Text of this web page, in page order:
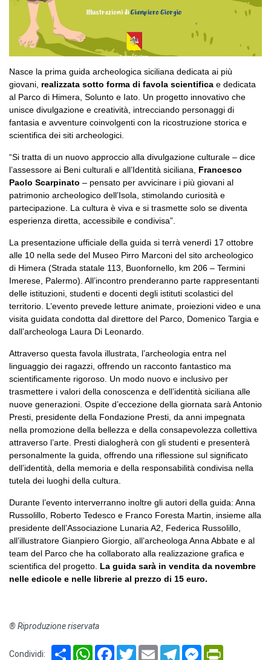
Nasce la prima guida archeologica siciliana dedicata ai più
giovani, realizzata sotto forma di favola scientifica e dedicata
al Parco di Himera, Solunto e Iato. Un progetto innovativo che
unisce divulgazione e creatività, intrecciando personaggi di
fantasia e avventure coinvolgenti con la ricostruzione storica e
scientifica dei siti archeologici.
“Si tratta di un nuovo approccio alla divulgazione culturale – dice
l’assessore ai Beni culturali e all’Identità siciliana, Francesco
Paolo Scarpinato – pensato per avvicinare i più giovani al
patrimonio archeologico dell’Isola, stimolando curiosità e
partecipazione. La cultura è viva e si trasmette solo se diventa
esperienza diretta, accessibile e condivisa”.
La presentazione ufficiale della guida si terrà venerdì 17 ottobre
alle 10 nella sede del Museo Pirro Marconi del sito archeologico
di Himera (Strada statale 113, Buonfornello, km 206 – Termini
Imerese, Palermo). All’incontro prenderanno parte rappresentanti
delle istituzioni, studenti e docenti degli istituti scolastici del
territorio. L’evento prevede letture animate, proiezioni video e una
visita guidata condotta dal direttore del Parco, Domenico Targia e
dall’archeologa Laura Di Leonardo.
Attraverso questa favola illustrata, l’archeologia entra nel
linguaggio dei ragazzi, offrendo un racconto fantastico ma
scientificamente rigoroso. Un modo nuovo e inclusivo per
trasmettere i valori della conoscenza e dell’identità siciliana alle
nuove generazioni. Ospite d’eccezione della giornata sarà Antonio
Presti, presidente della Fondazione Presti, da anni impegnata
nella promozione della bellezza e della consapevolezza collettiva
attraverso l’arte. Presti dialogherà con gli studenti e presenterà
personalmente la guida, offrendo una riflessione sul significato
dell’identità, della memoria e della responsabilità condivisa nella
tutela dei luoghi della cultura.
Durante l’evento interverranno inoltre gli autori della guida: Anna
Russolillo, Roberto Tedesco e Franco Foresta Martin, insieme alla
presidente dell’Associazione Lunaria A2, Federica Russolillo,
all’illustratore Gianpiero Giorgio, all’archeologa Anna Abbate e al
team del Parco che ha collaborato alla realizzazione grafica e
scientifica del progetto. La guida sarà in vendita da novembre
nelle edicole e nelle librerie al prezzo di 15 euro.
® Riproduzione riservata
Condividi: Share WhatsAppFacebook
TwitterEmail TelegramMessenger